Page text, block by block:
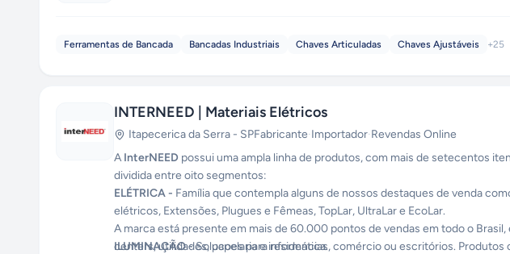
Ferramentas de Bancada Bancadas Industriais Chaves Articuladas Chaves Ajustáveis +25
INTERNEED | Materiais Elétricos
Itapecerica da Serra - SPFabricante·Importador·Revendas Online
A InterNEED possui uma ampla linha de produtos, com mais de setecentos
dividida entre oito segmentos:
ELÉTRICA - Família que contempla alguns de nossos destaques de venda
elétricos, Extensões, Plugues e Fêmeas,TopLar, UltraLare EcoLar.
ILUMINAÇÃO -Solucoes para residencias, comércio ou escritórios. Produtos
A marca está presente em mais de 60.000 pontos de vendas em todo o
centers, utilidades, papelaria e informática.